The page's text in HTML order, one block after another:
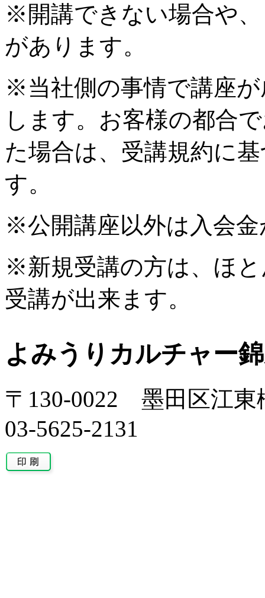
※開講できない場合や
があります。
※当社側の事情で講座
します。お客様の都合
た場合は、受講規約に
す。
※公開講座以外は入会
※新規受講の方は、ほ
受講が出来ます。
よみうりカルチャー
〒130-0022 墨田区江東
03-5625-2131